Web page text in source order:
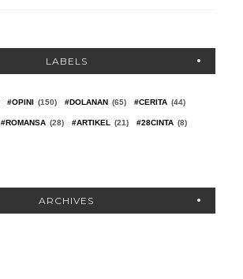
LABELS
#OPINI (150) #DOLANAN (65) #CERITA (44)
#ROMANSA (28) #ARTIKEL (21) #28CINTA (8)
ARCHIVES